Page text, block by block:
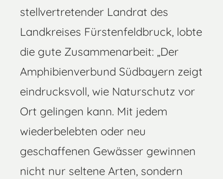
stellvertretender Landrat des
Landkreises Fürstenfeldbruck, lobte
die gute Zusammenarbeit: „Der
Amphibienverbund Südbayern zeigt
eindrucksvoll, wie Naturschutz vor
Ort gelingen kann. Mit jedem
wiederbelebten oder neu
geschaffenen Gewässer gewinnen
nicht nur seltene Arten, sondern